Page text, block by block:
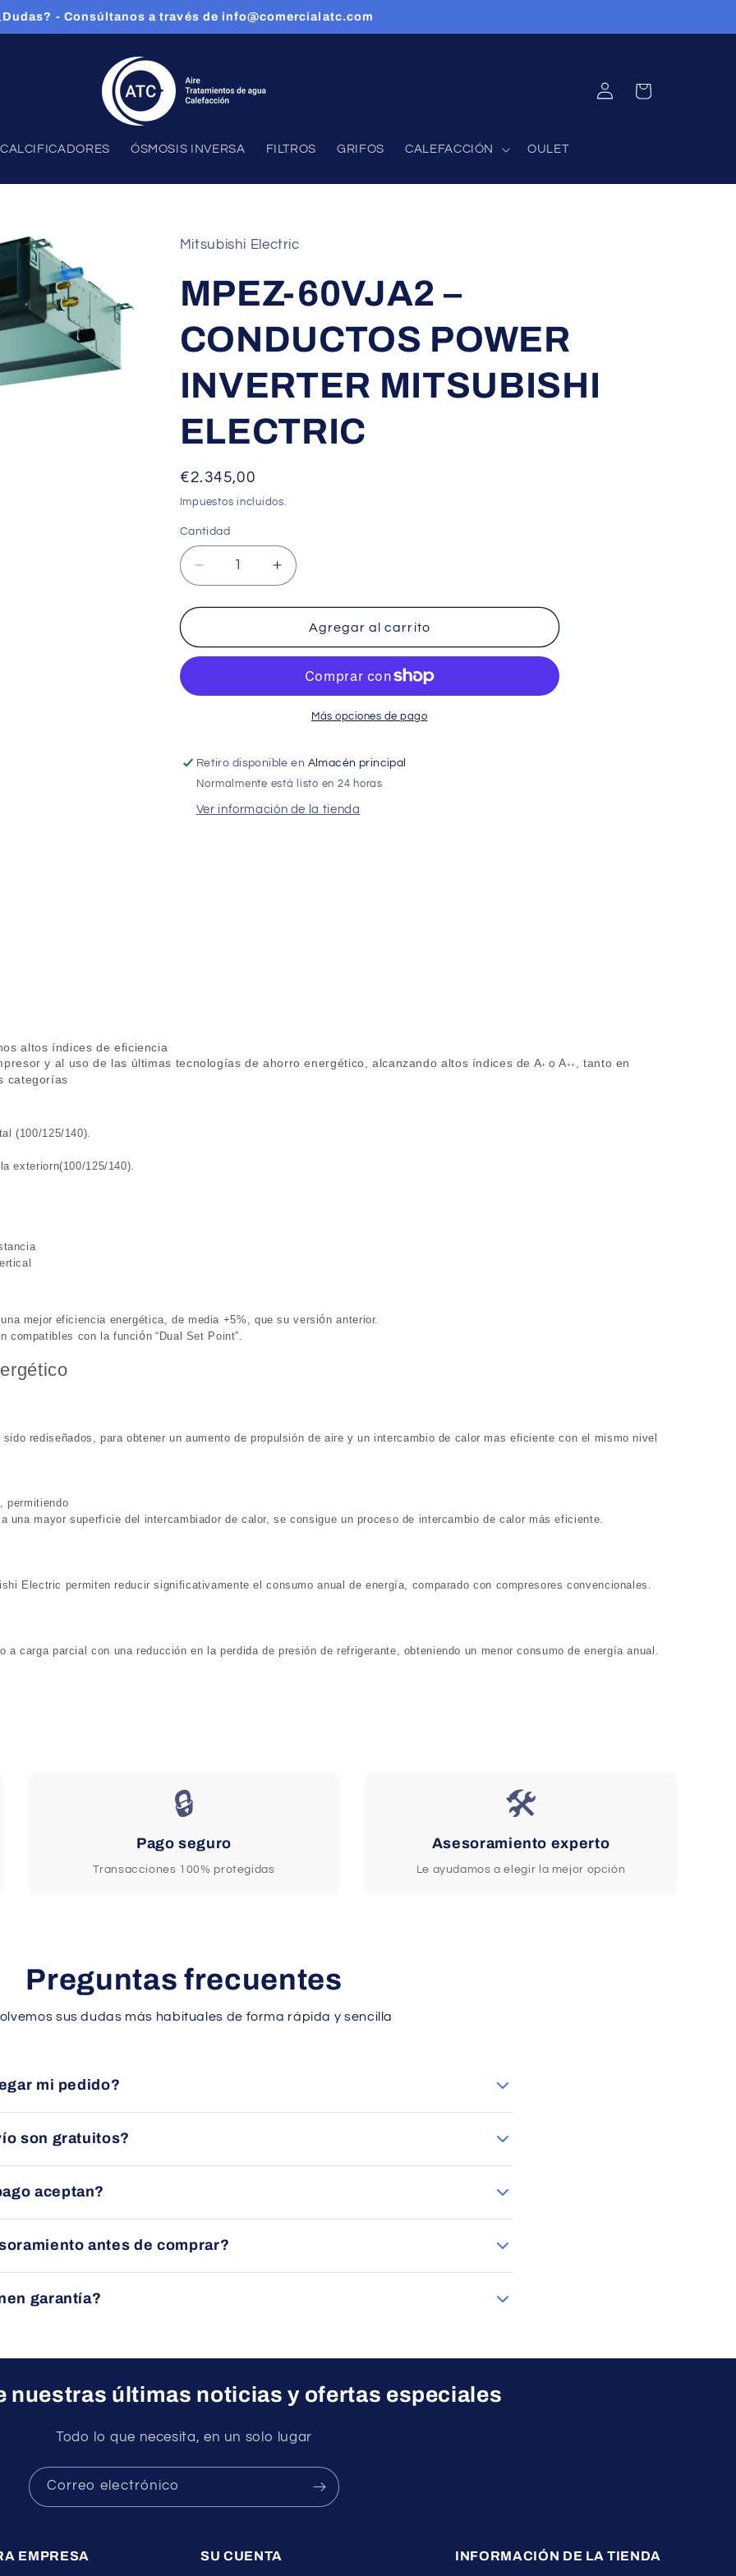
- Consúltanos a través de info@comercialatc.com
ÓSMOSIS INVERSA FILTROS GRIFOS CALEFACCIÓN OULET
INICIAR
SESIÓN
CARRITO
Mitsubishi Electric
MPEZ-60VJA2 –
CONDUCTOS POWER
INVERTER MITSUBISHI
ELECTRIC
Precio
habitual
€2.345,00
Impuestos incluidos.
Cantidad
Cantidad
Reducir
cantidad
para
60VJA2
POWER
Aumentar
cantidad
para
MPEZ-
60VJA2
CONDUCTOS
POWER
INVERTER
Agregar al carrito
Más opciones de pago
Retiro disponible en Almacén principal
Normalmente está listo en 24 horas
Ver información de la tienda
altos índices de eficiencia
y al uso de las últimas tecnologías de ahorro energético, alcanzando altos índices de A+ o A++
, tanto en
categorías
(100/125/140).
exteriorn(100/125/140).
mejor eficiencia energética , de media +5%, que su versión anterior.
compatibles con la función “Dual Set Point”
sido rediseñados, para obtener un aumento de propulsión de aire y un intercambio de calor mas eficiente con el mismo nivel
permitiendo
una mayor superficie del intercambiador de calor, se consigue un proceso de intercambio de calor más eficiente.
Electric permiten reducir significativamente el consumo anual de energía, comparado con compresores convencionales.
a carga parcial con una reducción en la perdida de presión de refrigerante, obteniendo un menor consumo de energía anual.
🔒
Pago seguro
Transacciones 100% protegidas
🛠️
Asesoramiento experto
Le ayudamos a elegir la mejor opción
Preguntas frecuentes
sus dudas más habituales de forma rápida y sencilla
mi pedido?
son gratuitos?
aceptan?
antes de comprar?
garantía?
nuestras últimas noticias y ofertas especiales
Todo lo que necesita, en un solo lugar
Correo electrónico
EMPRESA SU CUENTA INFORMACIÓN DE LA TIENDA